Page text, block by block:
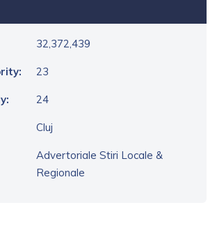
32,372,439
23
24
Cluj
Advertoriale Stiri Locale &
Regionale